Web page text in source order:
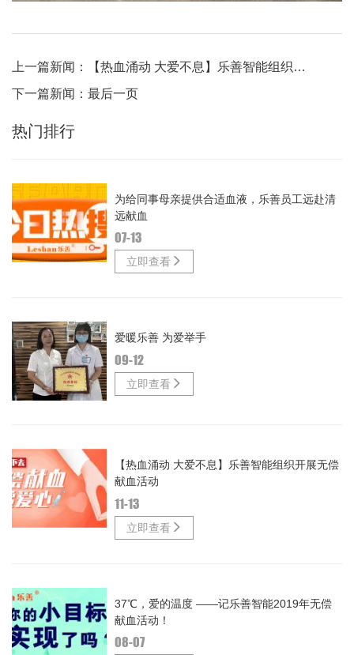
上一篇新闻：
【热血涌动 大爱不息】乐善智能组织开展无偿献血活动
下一篇新闻： 最后一页
热门排行
为给同事母亲提供合适血液，乐善员工远赴清
远献血
07-13
立即查看
爱暖乐善 为爱举手
09-12
立即查看
【热血涌动 大爱不息】乐善智能组织开展无偿
献血活动
11-13
立即查看
37℃，爱的温度 ——记乐善智能2019年无偿
献血活动！
08-07